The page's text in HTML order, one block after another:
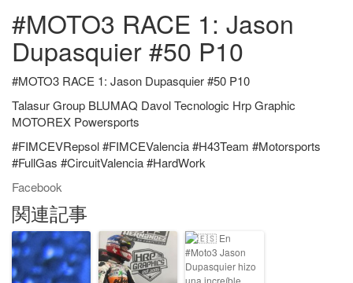
#MOTO3 RACE 1: Jason
Dupasquier #50 P10
#MOTO3 RACE 1: Jason Dupasquier #50 P10
Talasur Group BLUMAQ Davol Tecnologic Hrp Graphic
MOTOREX Powersports
#FIMCEVRepsol #FIMCEValencia #H43Team #Motorsports
#FullGas #CircuitValencia #HardWork
Facebook
関連記事